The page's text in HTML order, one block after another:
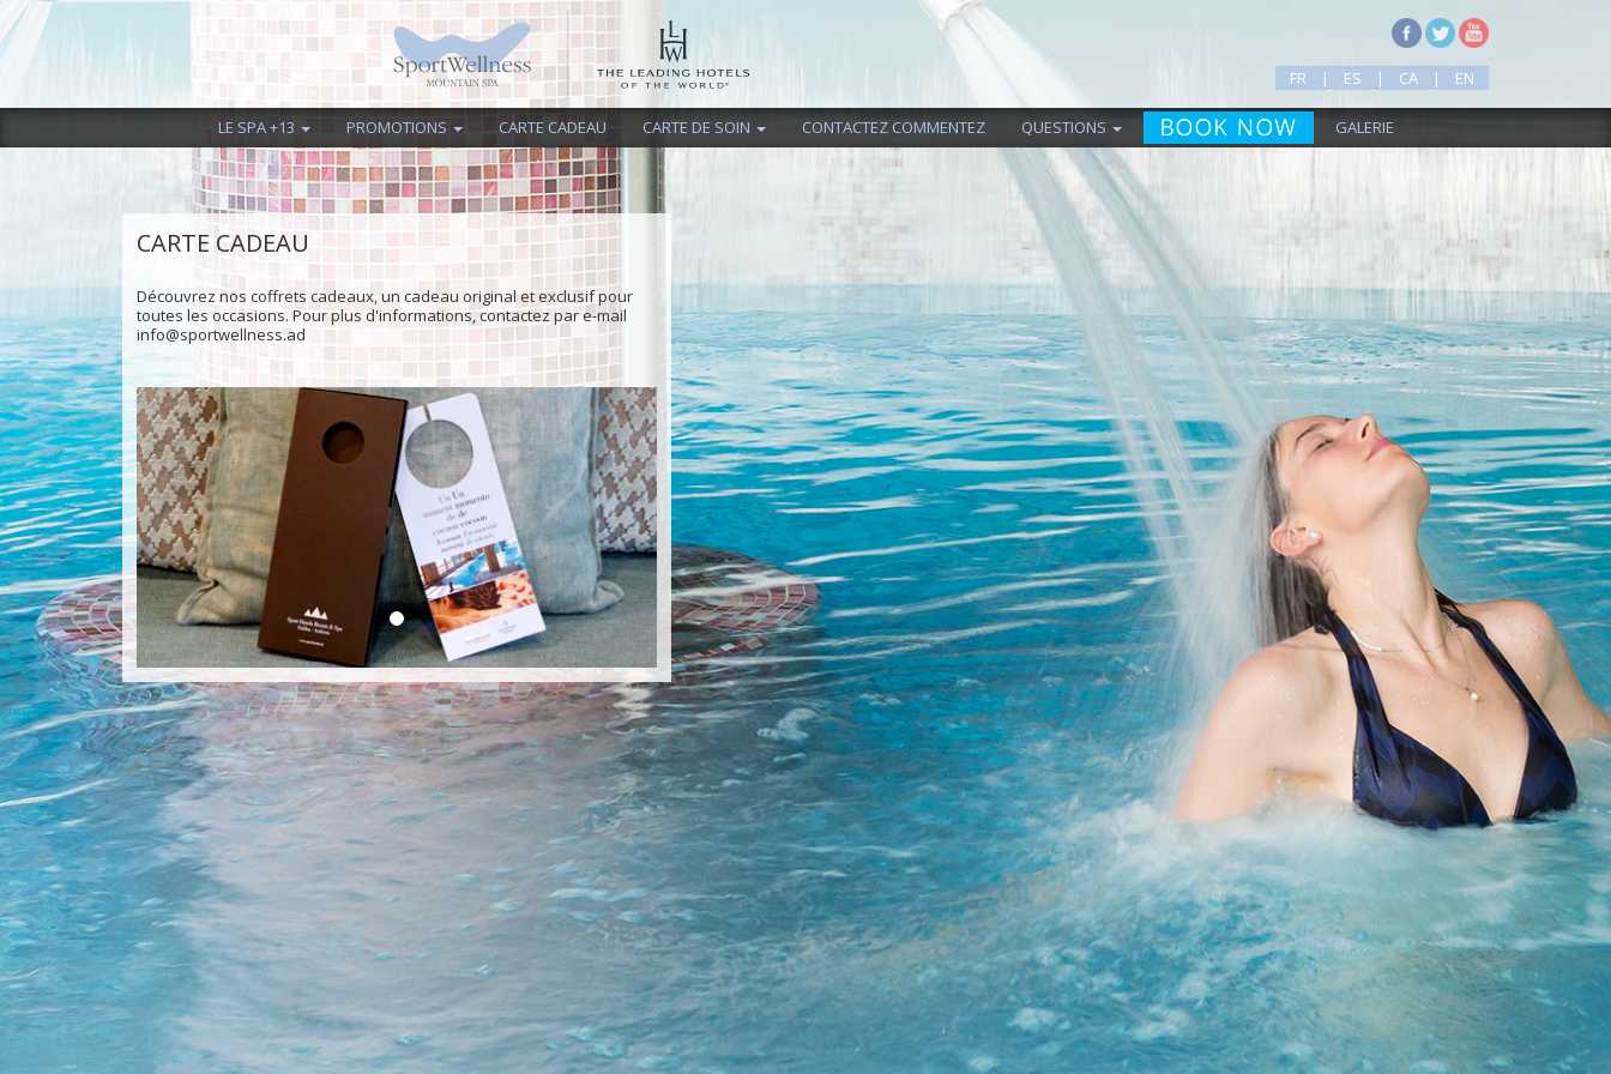
FR | ES | CA | EN
LE SPA +13 PROMOTIONS CARTE CADEAU CARTE DE SOIN CONTACTEZ COMMENTEZ QUESTIONS GALERIE
CARTE CADEAU
Découvrez nos coffrets cadeaux, un cadeau original et exclusif pour
toutes les occasions. Pour plus d'informations, contactez par e-mail
info@sportwellness.ad